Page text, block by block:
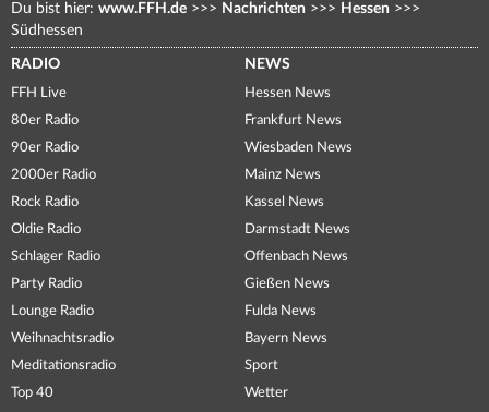
Du bist hier: www.FFH.de >>> Nachrichten >>> Hessen >>>
Südhessen
RADIO
FFH Live
80er Radio
90er Radio
2000er Radio
Rock Radio
Oldie Radio
Schlager Radio
Party Radio
Lounge Radio
Weihnachtsradio
Meditationsradio
Top 40
NEWS
Hessen News
Frankfurt News
Wiesbaden News
Mainz News
Kassel News
Darmstadt News
Offenbach News
Gießen News
Fulda News
Bayern News
Sport
Wetter